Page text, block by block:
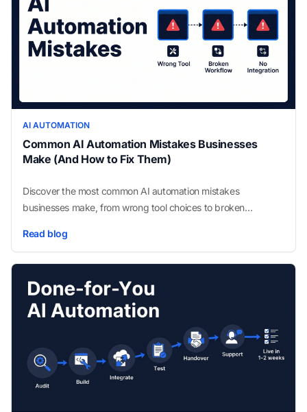
AI AUTOMATION
Common AI Automation Mistakes Businesses
Make (And How to Fix Them)
Discover the most common AI automation mistakes
businesses make, from wrong tool choices to broken
Read blog